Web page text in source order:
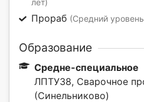
Прораб (Средний
Образование
Средне-специальное
ЛПТУ38, Сварочное
(Синельниково)